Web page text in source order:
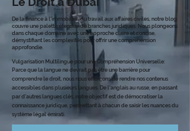
De la finance à l'immobilier, du travail aux affaires civiles, notre blog
couvre une palette étendue de branches juridiques. Nous plongeons
dans chaque domaine avec une approche claire et concise,
démystifiant les complexités pour offrir une compréhension
approfondie.
Vulgarisation Multilingue pour une Compréhension Universelle:
Parce que la langue ne devrait pas être une barrière pour
comprendre le droit, nous nous efforçons de rendre nos contenus
accessibles dans plusieurs langues. De l'anglais au russe, en passant
par d'autres langues clés, notre objectif est de démocratiser la
connaissance juridique, permettant à chacun de saisir les nuances du
système légal émirati.